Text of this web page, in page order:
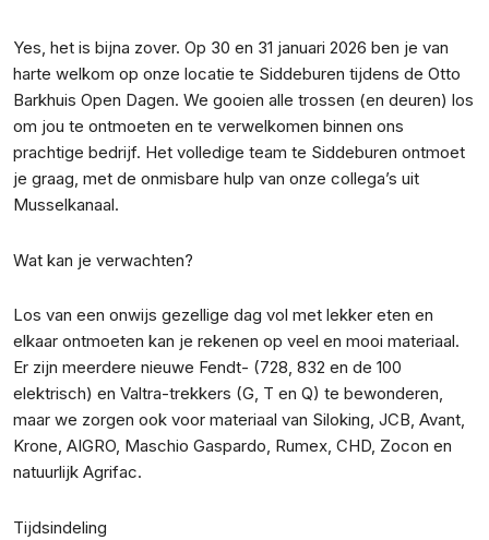
Yes, het is bijna zover. Op 30 en 31 januari 2026 ben je van
harte welkom op onze locatie te Siddeburen tijdens de Otto
Barkhuis Open Dagen. We gooien alle trossen (en deuren) los
om jou te ontmoeten en te verwelkomen binnen ons
prachtige bedrijf. Het volledige team te Siddeburen ontmoet
je graag, met de onmisbare hulp van onze collega’s uit
Musselkanaal.
Wat kan je verwachten?
Los van een onwijs gezellige dag vol met lekker eten en
elkaar ontmoeten kan je rekenen op veel en mooi materiaal.
Er zijn meerdere nieuwe Fendt- (728, 832 en de 100
elektrisch) en Valtra-trekkers (G, T en Q) te bewonderen,
maar we zorgen ook voor materiaal van Siloking, JCB, Avant,
Krone, AIGRO, Maschio Gaspardo, Rumex, CHD, Zocon en
natuurlijk Agrifac.
Tijdsindeling